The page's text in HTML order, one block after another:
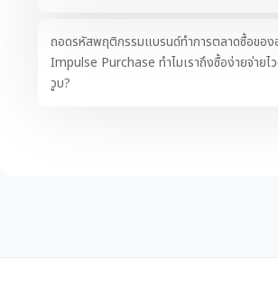
ถอดรหัสพฤติกรรมแบรนด์ทำการตลาดซื้อของ
Impulse Purchase ทำไมเราถึงซื้อง่ายจ่ายไ
วูบ?